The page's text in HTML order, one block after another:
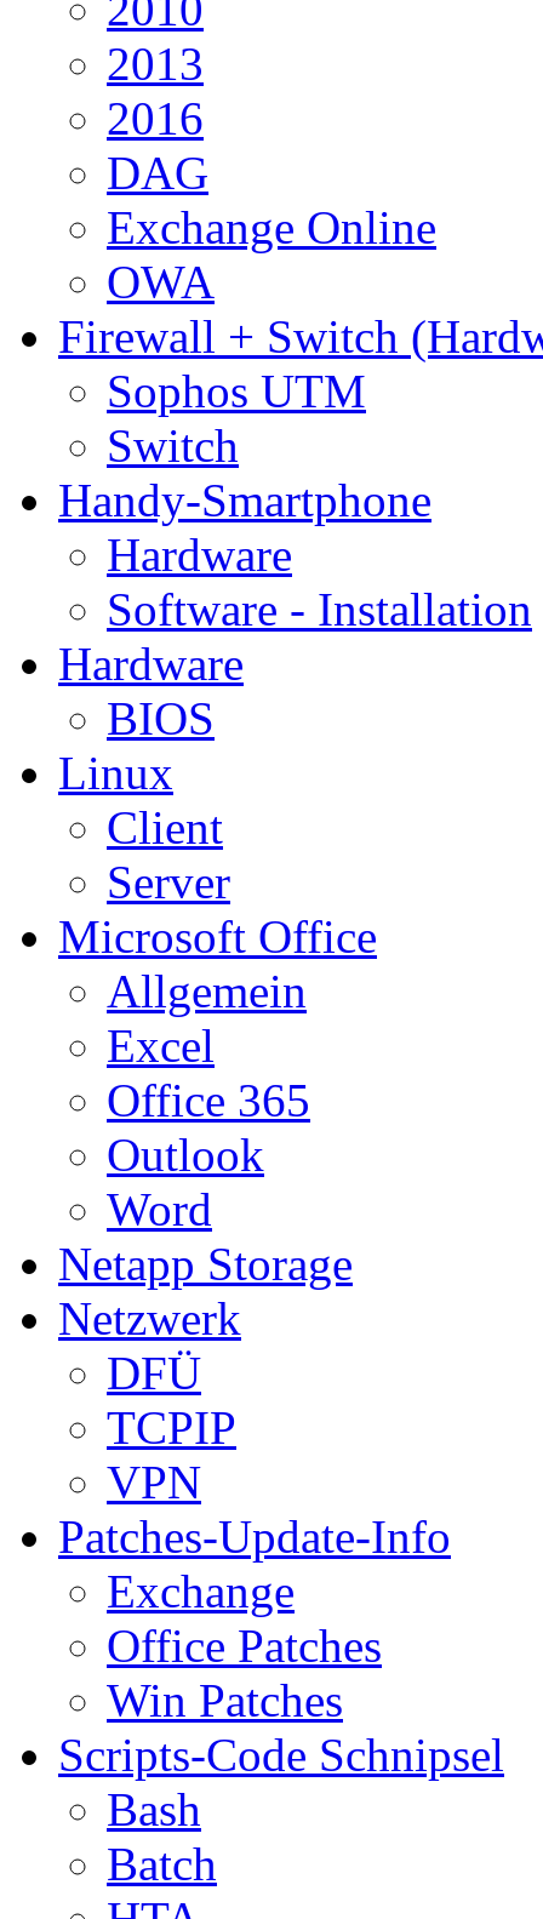
2013
2016
DAG
Exchange Online
OWA
Firewall + Switch
Sophos UTM
Switch
Handy-Smartphone
Hardware
Software - Installation
Hardware
BIOS
Linux
Client
Server
Microsoft Office
Allgemein
Excel
Office 365
Outlook
Word
Netapp Storage
Netzwerk
DFÜ
TCPIP
VPN
Patches-Update-Info
Exchange
Office Patches
Win Patches
Scripts-Code Schnipsel
Bash
Batch